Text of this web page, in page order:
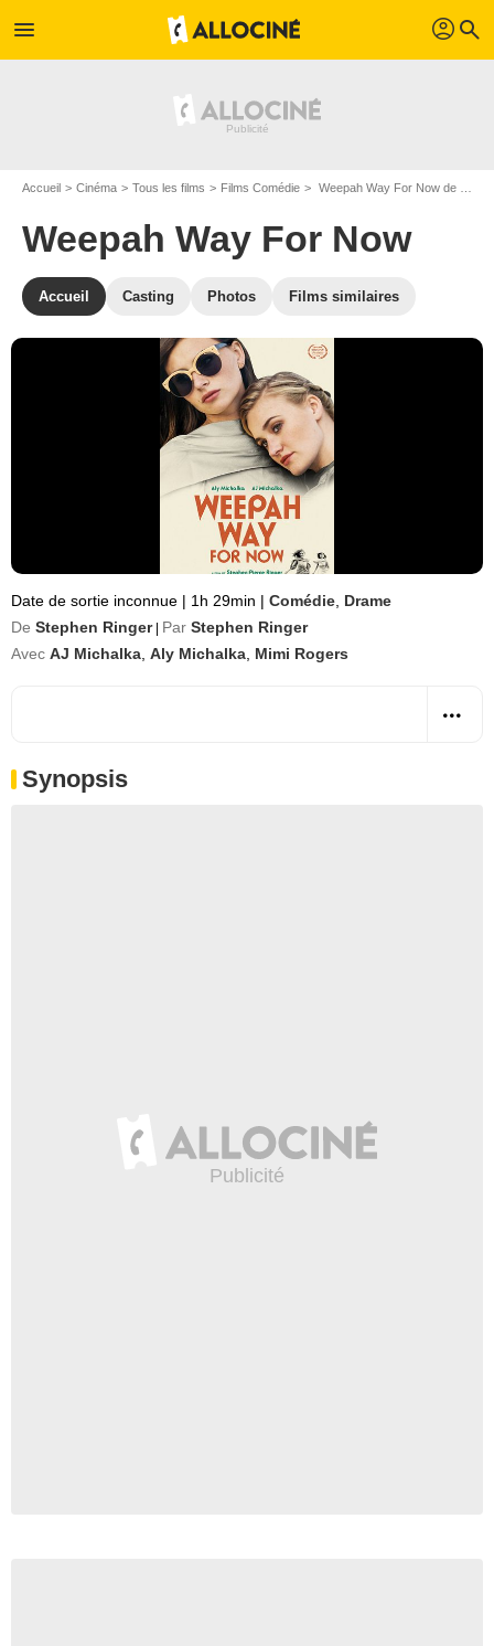
menu profil search
Accueil Cinéma Tous les films Films Comédie Weepah Way For Now de Stephen Ringer
Weepah Way For Now
Accueil Casting Photos Films similaires
Date de sortie inconnue | 1h 29min | Comédie Drame
De Stephen Ringer Par Stephen Ringer
Avec AJ Michalka Aly Michalka Mimi Rogers
Synopsis